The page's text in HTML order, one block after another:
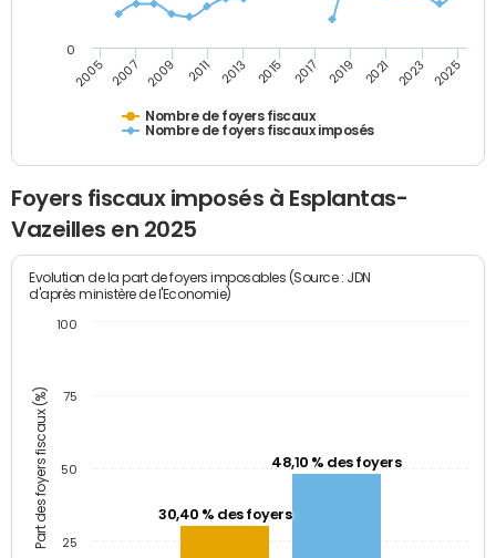
Nombre de foyers fiscaux
Nombre de foyers fiscaux imposés
2005 2007 2009 2011 2013 2015 2017 2019 2021 2023 2025
0
Foyers fiscaux imposés à Esplantas-
Vazeilles en 2025
Part des foyers fiscaux (%)
Evolution de la part de foyers imposables (Source : JDN
d'après ministère de l'Economie)
30,40 % des foyers
48,10 % des foyers
25
50
75
100